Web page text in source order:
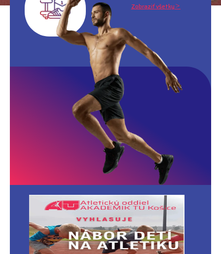
Zobraziť všetky